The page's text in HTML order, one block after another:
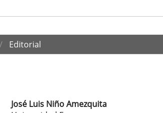
Editorial
José Luis Niño Amezquita